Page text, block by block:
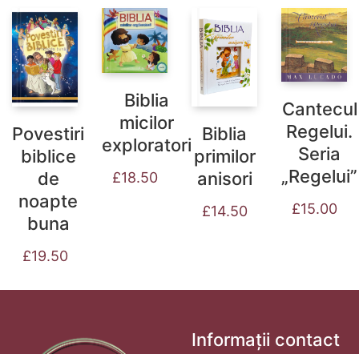
Povestiri
biblice
de
noapte
buna
£19.50
Biblia
micilor
exploratori
£18.50
Biblia
primilor
anisori
£14.50
Cantecul
Regelui.
Seria
„Regelui”
£15.00
Informații contact